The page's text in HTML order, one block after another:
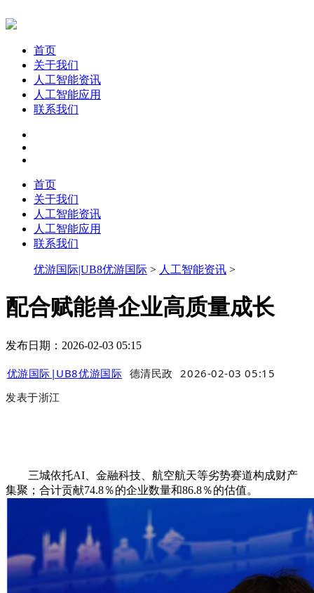
首页
关于我们
人工智能资讯
人工智能应用
联系我们
首页
关于我们
人工智能资讯
人工智能应用
联系我们
优游国际|UB8优游国际 > 人工智能资讯 >
配合赋能兽企业高质量成长
发布日期：2026-02-03 05:15
优游国际|UB8优游国际 德清民政
2026-02-03 05:15
发表于浙江
三城依托AI、金融科技、航空航天等劣势赛道构成财产
集聚；合计贡献74.8％的企业数量和86.8％的估值。